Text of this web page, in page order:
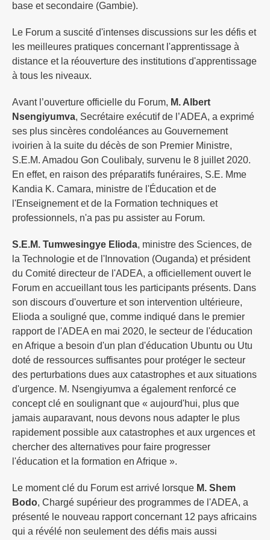
base et secondaire (Gambie).
Le Forum a suscité d'intenses discussions sur les défis et
les meilleures pratiques concernant l'apprentissage à
distance et la réouverture des institutions d'apprentissage
à tous les niveaux.
Avant l’ouverture officielle du Forum, M. Albert
Nsengiyumva, Secrétaire exécutif de l’ADEA, a exprimé
ses plus sincères condoléances au Gouvernement
ivoirien à la suite du décès de son Premier Ministre,
S.E.M. Amadou Gon Coulibaly, survenu le 8 juillet 2020.
En effet, en raison des préparatifs funéraires, S.E. Mme
Kandia K. Camara, ministre de l'Éducation et de
l'Enseignement et de la Formation techniques et
professionnels, n'a pas pu assister au Forum.
S.E.M. Tumwesingye Elioda, ministre des Sciences, de
la Technologie et de l'Innovation (Ouganda) et président
du Comité directeur de l'ADEA, a officiellement ouvert le
Forum en accueillant tous les participants présents. Dans
son discours d'ouverture et son intervention ultérieure,
Elioda a souligné que, comme indiqué dans le premier
rapport de l'ADEA en mai 2020, le secteur de l'éducation
en Afrique a besoin d'un plan d'éducation Ubuntu ou Utu
doté de ressources suffisantes pour protéger le secteur
des perturbations dues aux catastrophes et aux situations
d'urgence. M. Nsengiyumva a également renforcé ce
concept clé en soulignant que « aujourd'hui, plus que
jamais auparavant, nous devons nous adapter le plus
rapidement possible aux catastrophes et aux urgences et
chercher des alternatives pour faire progresser
l'éducation et la formation en Afrique ».
Le moment clé du Forum est arrivé lorsque M. Shem
Bodo, Chargé supérieur des programmes de l'ADEA, a
présenté le nouveau rapport concernant 12 pays africains
qui a révélé non seulement des défis mais aussi